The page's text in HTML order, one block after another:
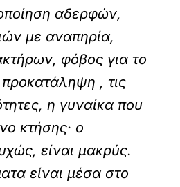
αδερφών,
με αναπηρία,
φόβος για το
προκατάληψη , τις
η γυναίκα που
κτήσης· ο
είναι μακρύς.
είναι μέσα στο